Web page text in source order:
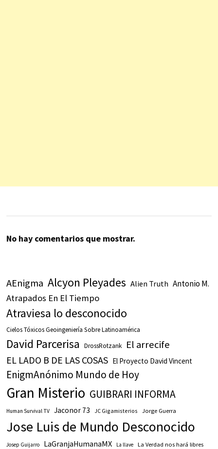
No hay comentarios que mostrar.
AEnigma Alcyon Pleyades Alien Truth Antonio M.
Atrapados En El Tiempo
Atraviesa lo desconocido
Cielos Tóxicos Geoingeniería Sobre Latinoamérica
David Parcerisa DrossRotzank El arrecife
EL LADO B DE LAS COSAS El Proyecto David Vincent
EnigmAnónimo Mundo de Hoy
Gran Misterio GUIBRARI INFORMA
Human Survival TV Jaconor 73 JC Gigamisterios Jorge Guerra
Jose Luis de Mundo Desconocido
Josep Guijarro LaGranjaHumanaMX La llave La Verdad nos hará libres